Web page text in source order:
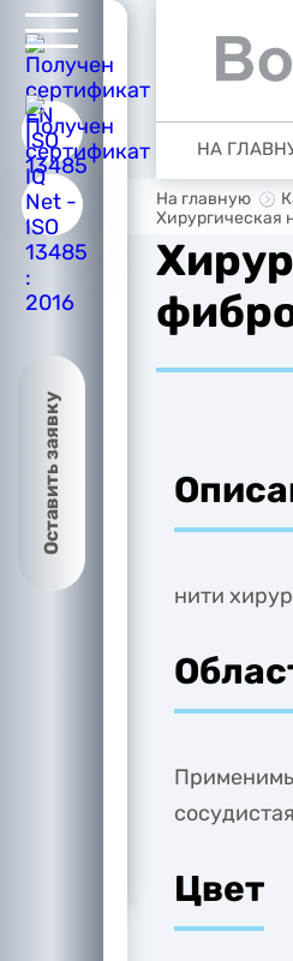
Оставить заявку
НА
На главную
Хирургическая
нити
Цвет